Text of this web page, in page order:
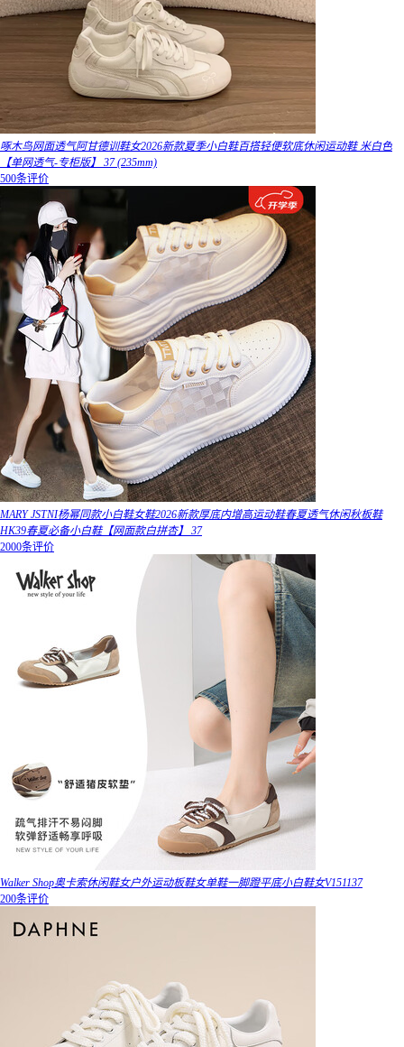
啄木鸟网面透气阿甘德训鞋女2026新款夏季小白鞋百搭轻便软底休闲运动鞋 米白色
【单网透气-专柜版】 37 (235mm)
500条评价
MARY JSTNI杨幂同款小白鞋女鞋2026新款厚底内增高运动鞋春夏透气休闲秋板鞋
HK39春夏必备小白鞋【网面款白拼杏】 37
2000条评价
Walker Shop奥卡索休闲鞋女户外运动板鞋女单鞋一脚蹬平底小白鞋女V151137
200条评价